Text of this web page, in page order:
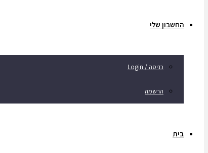
החשבון שלי
כניסה / Login
הרשמה
בית